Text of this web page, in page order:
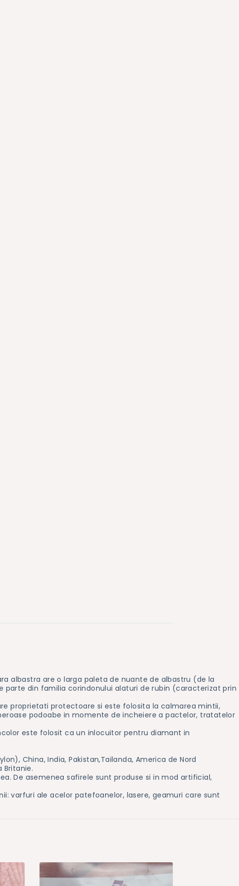
albastra are o larga paleta de nuante de albastru (de la
parte din familia corindonului alaturi de rubin (caracterizat prin
proprietati protectoare si este folosita la calmarea mintii,
podoabe in momente de incheiere a pactelor, tratatelor
este folosit ca un inlocuitor pentru diamant in
China, India, Pakistan,Tailanda, America de Nord
Britanie.
De asemenea safirele sunt produse si in mod artificial,
varfuri ale acelor patefoanelor, lasere, geamuri care sunt